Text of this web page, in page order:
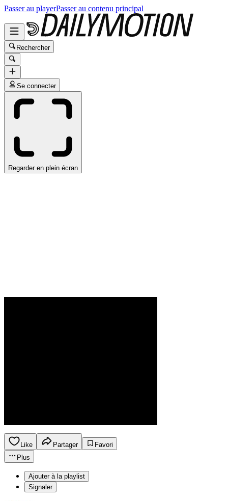
Passer au playerPasser au contenu principal
Rechercher
Se connecter
Regarder en plein écran
Like Partager
Favori
Plus
Ajouter à la playlist
Signaler